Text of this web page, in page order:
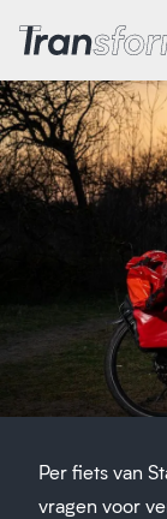
Transform Iran
Per fiets van
vragen voor